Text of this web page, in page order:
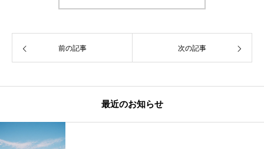
前の記事 次の記事
最近のお知らせ